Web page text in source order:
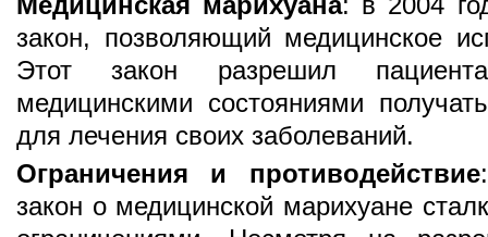
закон, позволяющий медицинское
Этот закон разрешил
медицинскими состояниями
для лечения своих заболеваний.
Ограничения и противодействие
закон о медицинской марихуане